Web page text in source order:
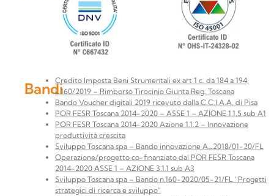
BandiCredito Imposta Beni Strumentali ex art 1 c. da 184 a 194,
L.160/2019 – Rimborso Tirocinio Giunta Reg. Toscana
Bando Voucher digitali 2019 ricevuto dalla C.C.I.A.A. di Pisa
POR FESR Toscana 2014-2020 – ASSE 1 – AZIONE 1.1.5 sub A1
POR FESR Toscana 2014-2020 Azione 1.1.2 – Innovazione
produttività crescita
Sviluppo Toscana spa – Bando innovazione A_2018/01-20/FL
Operazione/progetto co-finanziato dal POR FESR Toscana
2014-2020 ASSE 1 – AZIONE 3.1.1 sub A3
Sviluppo Toscana spa – Bando n.160-2020/05-21/FL “Progetti
strategici di ricerca e sviluppo”